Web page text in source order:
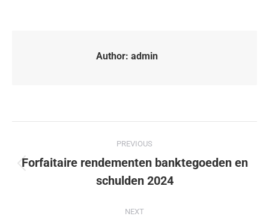
Author: admin
PREVIOUS
Forfaitaire rendementen banktegoeden en
schulden 2024
NEXT